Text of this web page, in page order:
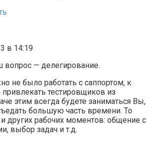
в 14:19
вопрос — делегирование.
не было работать с саппортом, к
тестировщиков из
этим всегда будете заниматься Вы,
большую часть времени. То
и других рабочих моментов: общение с
выбор задач и т.д.